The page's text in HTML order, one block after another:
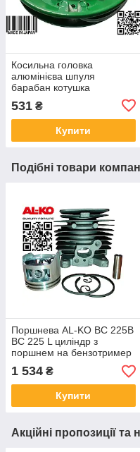
Косильна головка
алюмінієва шпуля
барабан котушка
бензотримерів мотокос
бензокос
531 ₴
Купити
Подібні товари
Поршнева AL-KO BC 225B
BC 225 L циліндр з
поршнем на бензотример
BC 300 ЦПГ АЛКО 414952
113252
1 534 ₴
Купити
Акційні пропозиції та